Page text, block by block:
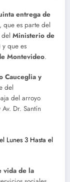
entrega de
que es parte del
del Ministerio de
y que es
Montevideo.
Cauceglia y
del
del arroyo
Dr. Santín
Lunes 3 Hasta el
vida de la